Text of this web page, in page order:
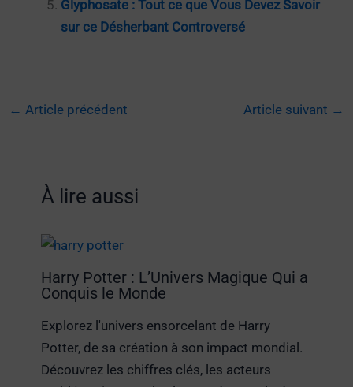
Glyphosate : Tout ce que Vous Devez Savoir
sur ce Désherbant Controversé
← Article précédent Article suivant →
À lire aussi
Harry Potter : L’Univers Magique Qui a
Conquis le Monde
Explorez l'univers ensorcelant de Harry
Potter, de sa création à son impact mondial.
Découvrez les chiffres clés, les acteurs